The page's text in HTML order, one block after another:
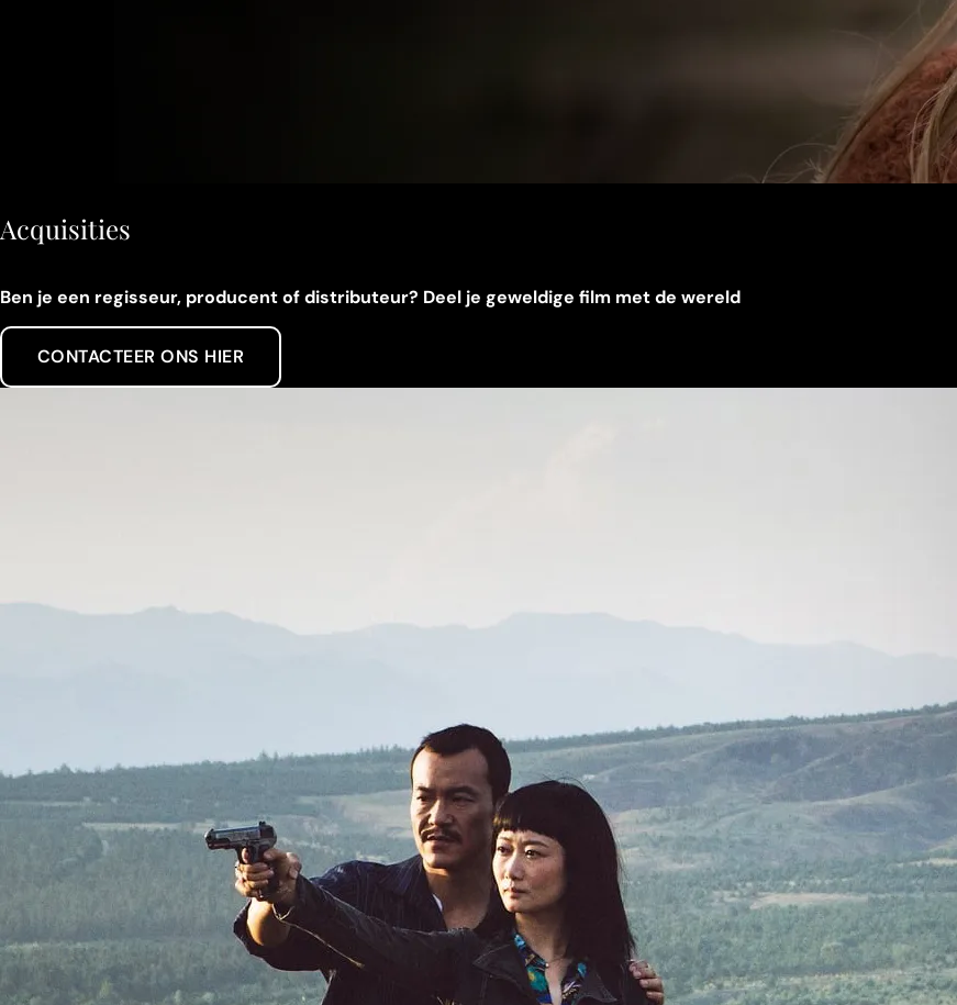
Acquisities
Ben je een regisseur, producent of distributeur? Deel je geweldige film met de wereld
CONTACTEER ONS HIER